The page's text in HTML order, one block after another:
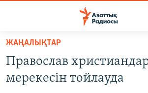
Skip
main
content
САЯСАТ
AZATTYQTV
ЖАҢАЛЫҚТАР
Православ
мерекесін тойлауда